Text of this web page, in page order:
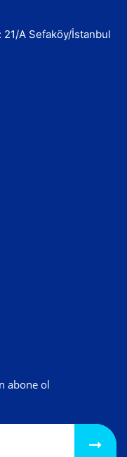
21/A Sefaköy/İstanbul
abone ol